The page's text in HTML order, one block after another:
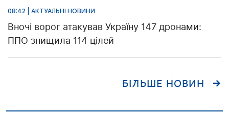
08:42 | АКТУАЛЬНІ НОВИНИ
Вночі ворог атакував Україну 147 дронами:
ППО знищила 114 цілей
БІЛЬШЕ НОВИН